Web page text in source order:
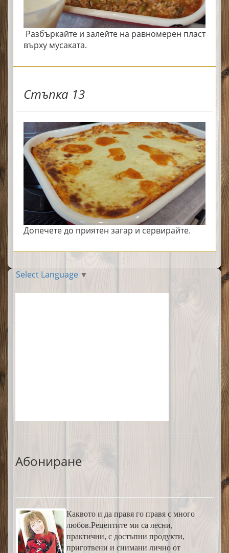
Разбъркайте и залейте на равномерен пласт
върху мусаката.
Стъпка 13
Допечете до приятен загар и сервирайте.
Select Language ▼
Абониране
Каквото и да правя го правя с много
любов.Рецептите ми са лесни,
практични, с достъпни продукти,
приготвени и снимани лично от